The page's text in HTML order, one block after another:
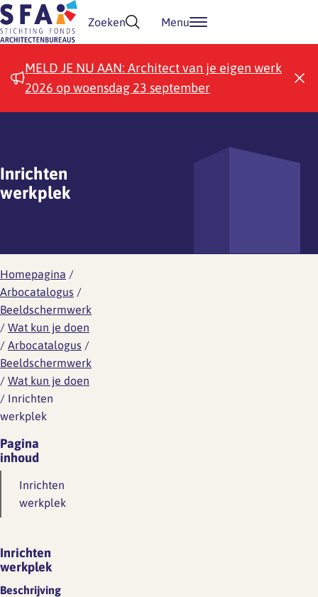
Doorgaan naar inhoud
Zoeken Menu
MELD JE NU AAN: Architect van je eigen werk
2026 op woensdag 23 september
Inrichten
werkplek
Homepagina /
Arbocatalogus /
Beeldschermwerk
/ Wat kun je doen
/ Arbocatalogus /
Beeldschermwerk
/ Wat kun je doen
/ Inrichten
werkplek
Pagina
inhoud
Inrichten
werkplek
Inrichten
werkplek
Beschrijving